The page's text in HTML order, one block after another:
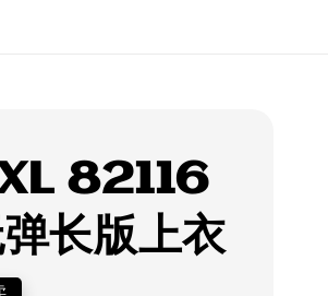
82116
长版上衣